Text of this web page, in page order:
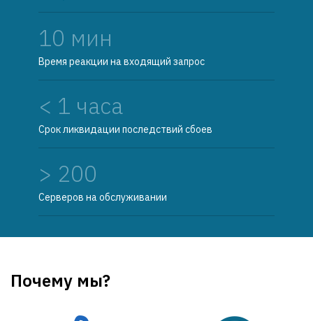
10 мин
Время реакции на входящий запрос
< 1 часа
Срок ликвидации последствий сбоев
> 200
Серверов на обслуживании
Почему мы?